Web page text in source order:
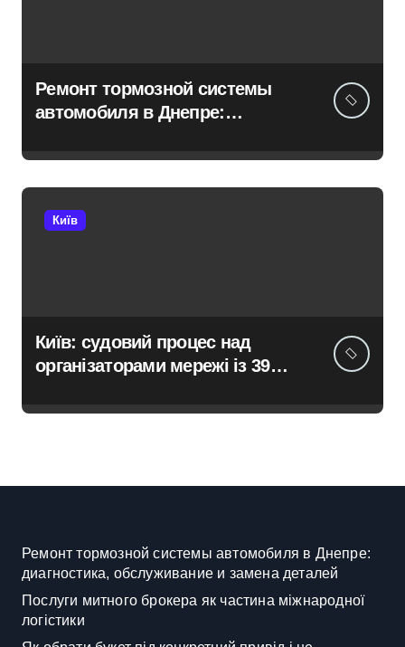
Ремонт тормозной системы
автомобиля в Днепре:
замена деталей
Київ
Київ: судовий процес над
організаторами мережі із 39
Ремонт тормозной системы автомобиля в Днепре:
диагностика, обслуживание и замена деталей
Послуги митного брокера як частина міжнародної
логістики